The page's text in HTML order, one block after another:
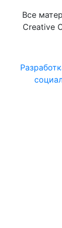
Все
Creative